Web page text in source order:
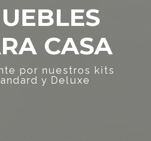
CASA
por nuestros kits
y Deluxe